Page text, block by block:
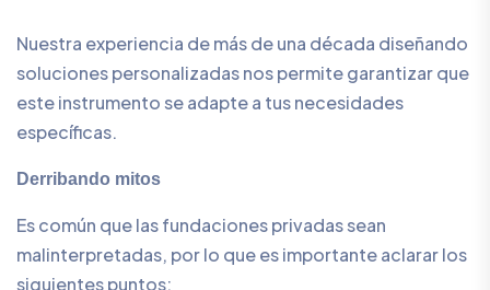
Nuestra experiencia de más de una década diseñando
soluciones personalizadas nos permite garantizar que
este instrumento se adapte a tus necesidades
específicas.
Derribando mitos
Es común que las fundaciones privadas sean
malinterpretadas, por lo que es importante aclarar los
siguientes puntos: